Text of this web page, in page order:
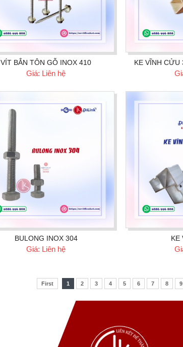
VÍT BẮN TÔN GỖ INOX 410
Giá: Liên hệ
KE VĨNH CỬU
BULONG INOX 304
Giá: Liên hệ
KE
First 1 2 3 4 5 6 7 8 9